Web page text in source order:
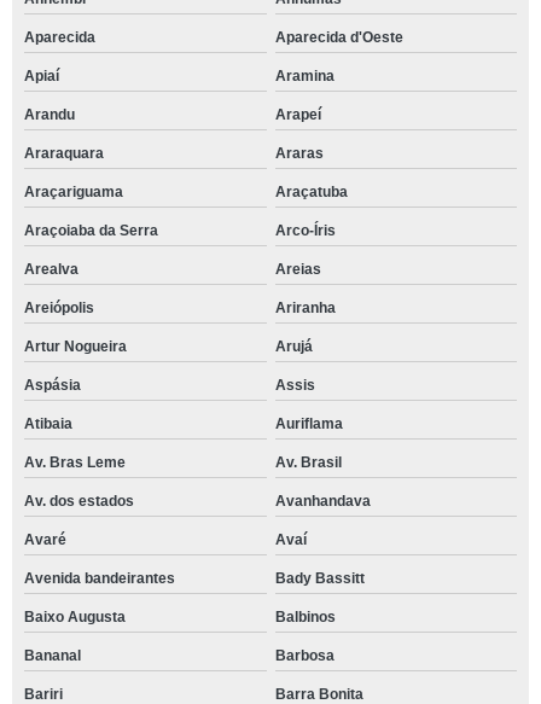
Aparecida Aparecida d'Oeste
Apiaí Aramina
Arandu Arapeí
Araraquara Araras
Araçariguama Araçatuba
Araçoiaba da Serra Arco-Íris
Arealva Areias
Areiópolis Ariranha
Artur Nogueira Arujá
Aspásia Assis
Atibaia Auriflama
Av. Bras Leme Av. Brasil
Av. dos estados Avanhandava
Avaré Avaí
Avenida bandeirantes Bady Bassitt
Baixo Augusta Balbinos
Bananal Barbosa
Bariri Barra Bonita